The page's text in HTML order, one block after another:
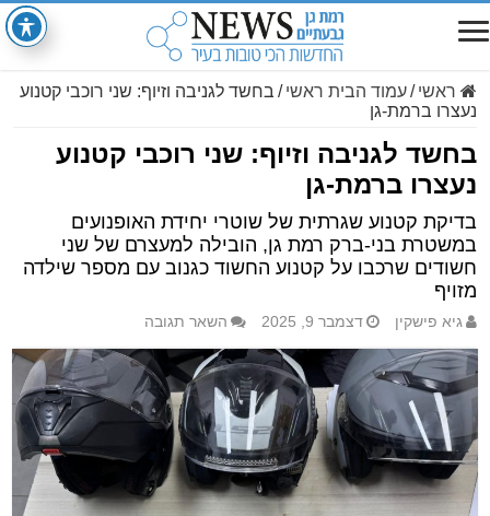
ראשי /עמוד הבית ראשי / בחשד לגניבה וזיוף: שני רוכבי קטנוע
נעצרו ברמת-גן
בחשד לגניבה וזיוף: שני רוכבי קטנוע
נעצרו ברמת-גן
בדיקת קטנוע שגרתית של שוטרי יחידת האופנועים
במשטרת בני-ברק רמת גן, הובילה למעצרם של שני
חשודים שרכבו על קטנוע החשוד כגנוב עם מספר שילדה
מזויף
גיא פישקין דצמבר 9, 2025 השאר תגובה